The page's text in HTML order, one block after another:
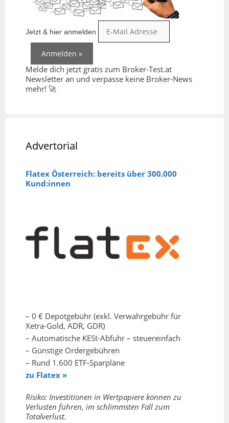
Jetzt & hier anmelden
Melde dich jetzt gratis zum Broker-Test.at
Newsletter an und verpasse keine Broker-News
mehr! 🚀
Advertorial
Flatex Österreich: bereits über 300.000
Kund:innen
– 0 € Depotgebühr (exkl. Verwahrgebühr für
Xetra-Gold, ADR, GDR)
– Automatische KESt-Abfuhr – steuereinfach
– Günstige Ordergebühren
– Rund 1.600 ETF-Sparpläne
zu Flatex »
Risiko: Investitionen in Wertpapiere können zu
Verlusten führen, im schlimmsten Fall zum
Totalverlust.